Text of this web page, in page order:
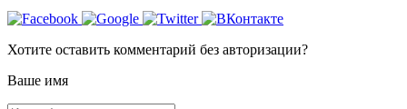
Хотите оставить комментарий без авторизации?
Ваше имя